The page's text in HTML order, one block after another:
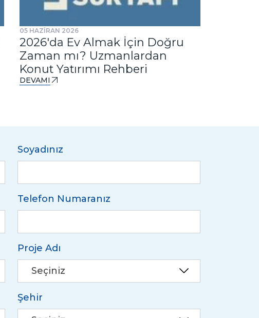
05 HAZİRAN 2026
2026'da Ev Almak İçin Doğru
Zaman mı? Uzmanlardan
Konut Yatırımı Rehberi
DEVAMI
Soyadınız
Telefon Numaranız
Proje Adı
Seçiniz
Şehir